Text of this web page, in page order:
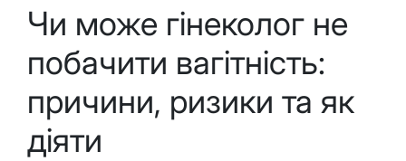
Чи може гінеколог не
побачити вагітність:
причини, ризики та як
діяти